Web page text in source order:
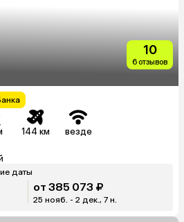
10
6 отзывов
144 км везде
даты
от 385 073 ₽
25 нояб. - 2 дек., 7 н.